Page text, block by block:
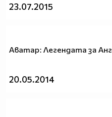
23.07.2015
Аватар: Легендата за Анг
20.05.2014